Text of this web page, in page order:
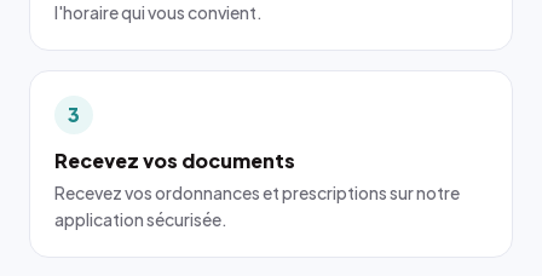
l'horaire qui vous convient.
3
Recevez vos documents
Recevez vos ordonnances et prescriptions sur notre
application sécurisée.